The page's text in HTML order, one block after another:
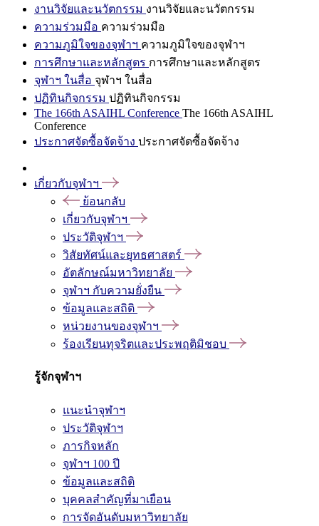
งานวิจัยและนวัตกรรม งานวิจัยและนวัตกรรม
ความร่วมมือ ความร่วมมือ
ความภูมิใจของจุฬาฯ ความภูมิใจของจุฬาฯ
การศึกษาและหลักสูตร การศึกษาและหลักสูตร
จุฬาฯ ในสื่อ จุฬาฯ ในสื่อ
ปฏิทินกิจกรรม ปฏิทินกิจกรรม
The 166th ASAIHL Conference The 166th ASAIHL
Conference
ประกาศจัดซื้อจัดจ้าง ประกาศจัดซื้อจัดจ้าง
เกี่ยวกับจุฬาฯ
ย้อนกลับ
เกี่ยวกับจุฬาฯ
ประวัติจุฬาฯ
วิสัยทัศน์และยุทธศาสตร์
อัตลักษณ์มหาวิทยาลัย
จุฬาฯ กับความยั่งยืน
ข้อมูลและสถิติ
หน่วยงานของจุฬาฯ
ร้องเรียนทุจริตและประพฤติมิชอบ
รู้จักจุฬาฯ
แนะนำจุฬาฯ
ประวัติจุฬาฯ
ภารกิจหลัก
จุฬาฯ 100 ปี
ข้อมูลและสถิติ
บุคคลสำคัญที่มาเยือน
การจัดอันดับมหาวิทยาลัย